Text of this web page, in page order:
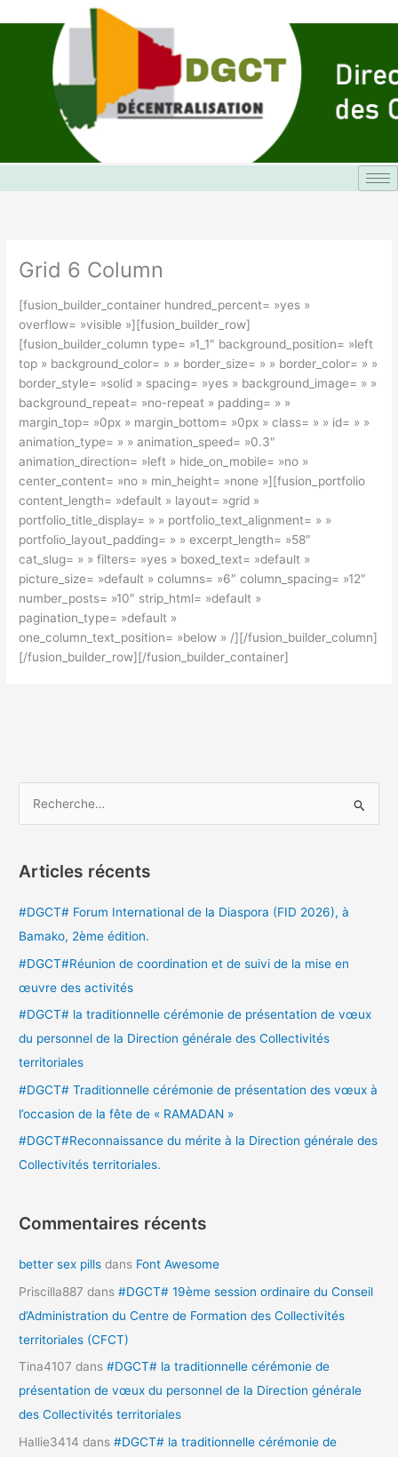
au
Grid 6 Column
[fusion_builder_container hundred_percent= »yes »
overflow= »visible »][fusion_builder_row]
[fusion_builder_column type= »1_1″ background_position= »left
top » background_color= » » border_size= » » border_color= » »
border_style= »solid » spacing= »yes » background_image= » »
background_repeat= »no-repeat » padding= » »
margin_top= »0px » margin_bottom= »0px » class= » » id= » »
animation_type= » » animation_speed= »0.3″
animation_direction= »left » hide_on_mobile= »no »
center_content= »no » min_height= »none »][fusion_portfolio
content_length= »default » layout= »grid »
portfolio_title_display= » » portfolio_text_alignment= » »
portfolio_layout_padding= » » excerpt_length= »58″
cat_slug= » » filters= »yes » boxed_text= »default »
picture_size= »default » columns= »6″ column_spacing= »12″
number_posts= »10″ strip_html= »default »
pagination_type= »default »
one_column_text_position= »below » /][/fusion_builder_column]
[/fusion_builder_row][/fusion_builder_container]
h
r
:
Articles récents
#DGCT# Forum International de la Diaspora (FID 2026), à
Bamako, 2ème édition.
#DGCT#Réunion de coordination et de suivi de la mise en
œuvre des activités
#DGCT# la traditionnelle cérémonie de présentation de vœux
du personnel de la Direction générale des Collectivités
territoriales
#DGCT# Traditionnelle cérémonie de présentation des vœux à
l’occasion de la fête de « RAMADAN »
#DGCT#Reconnaissance du mérite à la Direction générale des
Collectivités territoriales.
Commentaires récents
better sex pills dans Font Awesome
Priscilla887 dans#DGCT# 19ème session ordinaire du Conseil
d’Administration du Centre de Formation des Collectivités
territoriales (CFCT)
Tina4107 dans#DGCT# la traditionnelle cérémonie de
présentation de vœux du personnel de la Direction générale
des Collectivités territoriales
Hallie3414 dans#DGCT# la traditionnelle cérémonie de